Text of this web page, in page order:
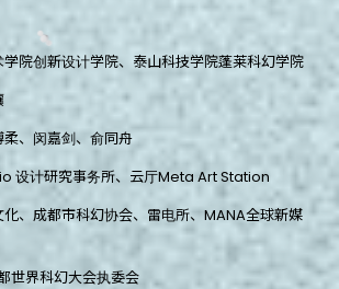
院创新设计学院、泰山科技学院蓬莱科幻学院
柔、闵嘉剑、俞同舟
设计研究事务所、云厅Meta Art Station
化、成都市科幻协会、雷电所、MANA全球新媒
世界科幻大会执委会